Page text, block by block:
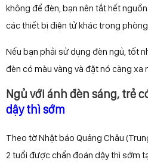
không để đèn, bạn nên tắt hết
các thiết bị điện tử khác trong
Nếu bạn phải sử dụng đèn ngủ, tốt
đèn có màu vàng và đặt nó càng xa
Ngủ với ánh đèn sáng, trẻ
dậy thì sớm
Theo tờ Nhật báo Quảng Châu
2 tuổi được chẩn đoán dậy thì sớm